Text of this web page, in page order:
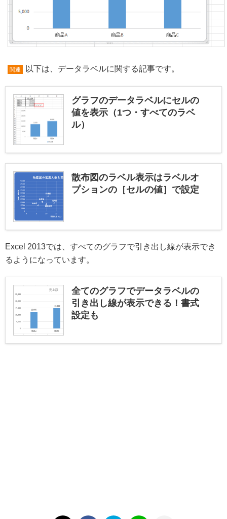
関連 以下は、データラベルに関する記事です。
グラフのデータラベルにセルの
値を表示（1つ・すべてのラベ
ル）
散布図のラベル表示はラベルオ
プションの［セルの値］で設定
Excel 2013では、すべてのグラフで引き出し線が表示でき
るようになっています。
全てのグラフでデータラベルの
引き出し線が表示できる！書式
設定も